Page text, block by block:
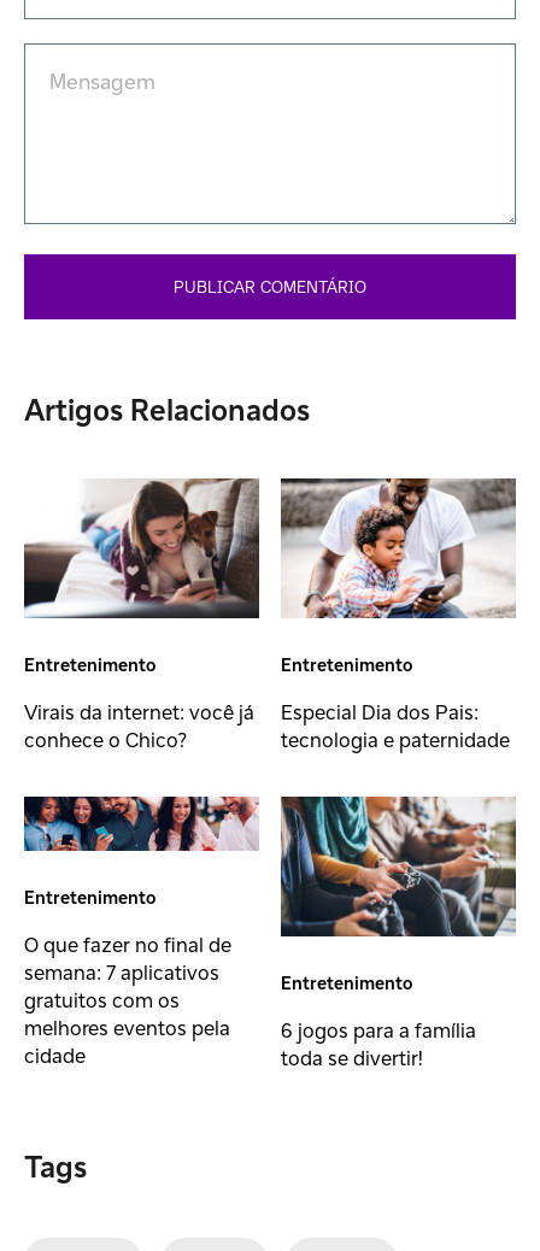
Artigos Relacionados
Entretenimento
Virais da internet: você já
conhece o Chico?
Entretenimento
Especial Dia dos Pais:
tecnologia e paternidade
Entretenimento
O que fazer no final de
semana: 7 aplicativos
gratuitos com os
melhores eventos pela
cidade
Entretenimento
6 jogos para a família
toda se divertir!
Tags